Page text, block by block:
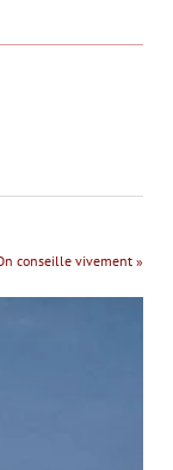
conseille vivement »